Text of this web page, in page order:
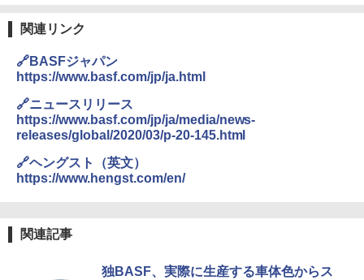
関連リンク
🔗BASFジャパン
https://www.basf.com/jp/ja.html
🔗ニュースリリース
https://www.basf.com/jp/ja/media/news-
releases/global/2020/03/p-20-145.html
🔗ヘングスト（英文）
https://www.hengst.com/en/
関連記事
独BASF、実際に生産する車体色からス